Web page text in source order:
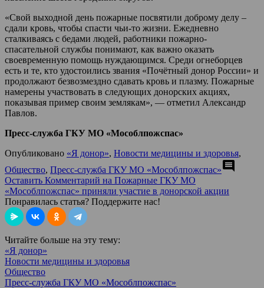
«Свой выходной день пожарные посвятили доброму делу –
сдали кровь, чтобы спасти чьи-то жизни. Ежедневно
сталкиваясь с бедами людей, работники пожарно-
спасательной службы понимают, как важно оказать
своевременную помощь нуждающимся. Среди огнеборцев
есть и те, кто удостоились звания «Почётный донор России» и
продолжают безвозмездно сдавать кровь и плазму. Пожарные
намерены участвовать в следующих донорских акциях,
показывая пример своим землякам», — отметил Александр
Павлов.
Пресс-служба ГКУ МО «Мособлпожспас»
Опубликовано «Я донор», Новости медицины и здоровья,
Общество, Пресс-служба ГКУ МО «Мособлпожспас»comment
Оставить Комментарий на Пожарные ГКУ МО
«Мособлпожспас» приняли участие в донорской акции
Понравилась статья? Поддержите нас!
Читайте больше на эту тему:
«Я донор»
Новости медицины и здоровья
Общество
Пресс-служба ГКУ МО «Мособлпожспас»